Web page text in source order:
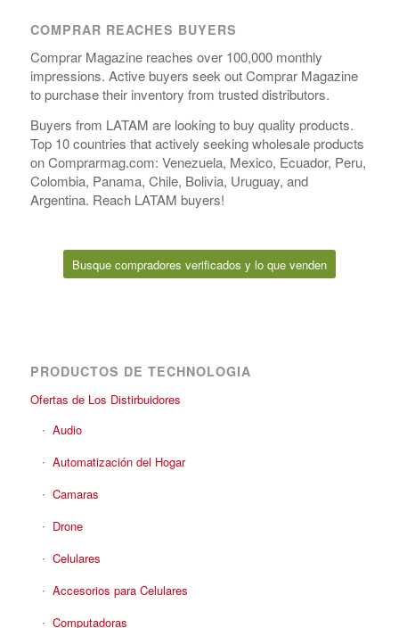
COMPRAR REACHES BUYERS
Comprar Magazine reaches over 100,000 monthly
impressions. Active buyers seek out Comprar Magazine
to purchase their inventory from trusted distributors.
Buyers from LATAM are looking to buy quality products.
Top 10 countries that actively seeking wholesale products
on Comprarmag.com: Venezuela, Mexico, Ecuador, Peru,
Colombia, Panama, Chile, Bolivia, Uruguay, and
Argentina. Reach LATAM buyers!
Busque compradores verificados y lo que venden
PRODUCTOS DE TECHNOLOGIA
Ofertas de Los Distirbuidores
Audio
Automatización del Hogar
Camaras
Drone
Celulares
Accesorios para Celulares
Computadoras